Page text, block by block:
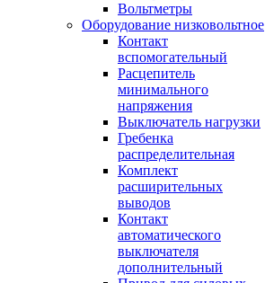
Вольтметры
Оборудование низковольтное
Контакт
вспомогательный
Расцепитель
минимального
напряжения
Выключатель нагрузки
Гребенка
распределительная
Комплект
расширительных
выводов
Контакт
автоматического
выключателя
дополнительный